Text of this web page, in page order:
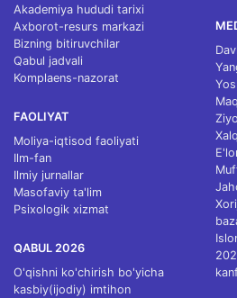
Akademiya hududi tarixi
Axborot-resurs markazi
Bizning bitiruvchilar
Qabul jadvali
Komplaens-nazorat
FAOLIYAT
Moliya-iqtisod faoliyati
Ilm-fan
Ilmiy jurnallar
Masofaviy ta'lim
Psixologik xizmat
QABUL 2026
O'qishni ko'chirish bo'yicha
kasbiy(ijodiy) imtihon